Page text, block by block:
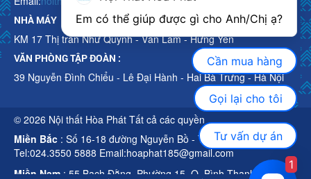
NHÀ MÁY
KM 17 Thị trấn Như Quỳnh - Văn Lâm - Hưng Yên
VĂN PHÒNG TẬP ĐOÀN :
39 Nguyễn Đình Chiểu - Lê Đại Hành - Hai Bà Trưng - Hà Nội
© 2026 Nội thất Hòa Phát Tất cả các quyền
Miền Bắc : Số 16-18 đường Nguyễn Bồ - TP Hà Nội
Tel:024.3550 5888 Email:hoaphat185@gmail.com
Miền Nam : 55 Bạch Đằng, Phường 15, Q. Bình Thạnh, HCM
Cần mua hàng
Gọi lại cho tôi
Tư vấn dự án
1